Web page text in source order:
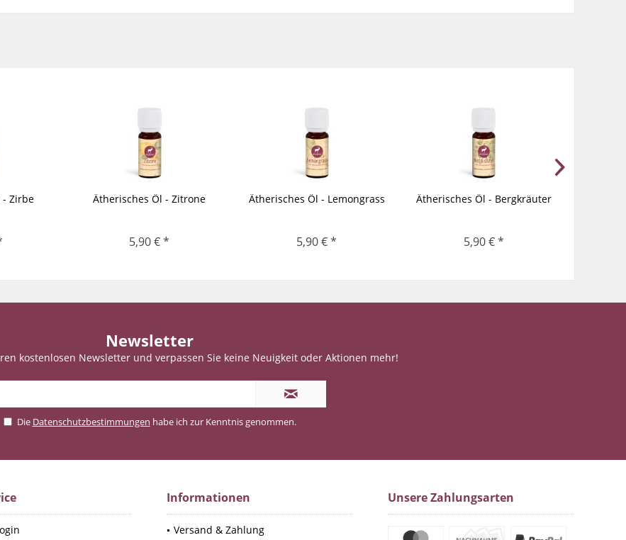
- Zirbe Ätherisches Öl - Zitrone
5,90 € *
Ätherisches Öl - Lemongrass
5,90 € *
Ätherisches Öl - Bergkräuter
5,90 € *
Newsletter
kostenlosen Newsletter und verpassen Sie keine Neuigkeit oder Aktionen mehr!
Die Datenschutzbestimmungen habe ich zur Kenntnis genommen.
Informationen
Versand & Zahlung
Unsere Zahlungsarten